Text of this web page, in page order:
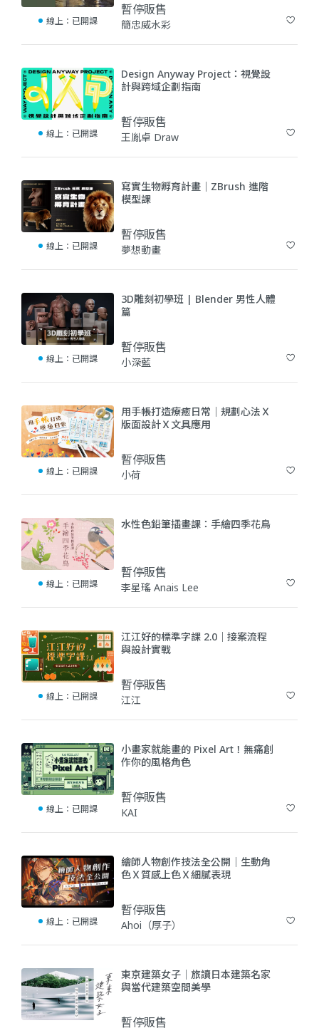
線上： 已開課
暫停販售
簡忠威水彩
線上： 已開課
Design Anyway Project：視覺設
計與跨域企劃指南
暫停販售
王胤卓 Draw
線上： 已開課
寫實生物孵育計畫｜ZBrush 進階
模型課
暫停販售
夢想動畫
線上： 已開課
3D雕刻初學班 | Blender 男性人體
篇
暫停販售
小深藍
線上： 已開課
用手帳打造療癒日常｜規劃心法Ｘ
版面設計Ｘ文具應用
暫停販售
小荷
線上： 已開課
水性色鉛筆插畫課：手繪四季花鳥
暫停販售
李星瑤 Anais Lee
線上： 已開課
江江好的標準字課 2.0｜接案流程
與設計實戰
暫停販售
江江
線上： 已開課
小畫家就能畫的 Pixel Art！無痛創
作你的風格角色
暫停販售
KAI
線上： 已開課
繪師人物創作技法全公開｜生動角
色Ｘ質感上色Ｘ細膩表現
暫停販售
Ahoi（厚子）
東京建築女子｜旅讀日本建築名家
與當代建築空間美學
暫停販售